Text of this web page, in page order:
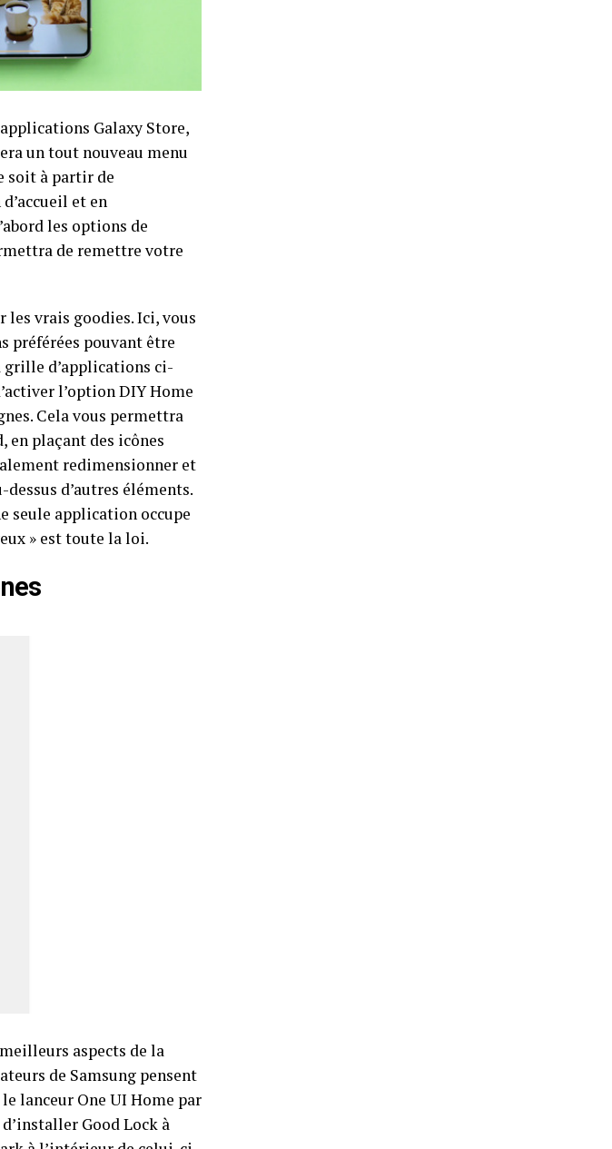
Galaxy Store,
un tout nouveau menu
soit à partir de
et en
les options de
de remettre votre
les vrais goodies. Ici, vous
préférées pouvant être
grille d’applications ci-
l’option DIY Home
Cela vous permettra
plaçant des icônes
redimensionner et
d’autres éléments.
seule application occupe
» est toute la loi.
aspects de la
de Samsung pensent
lanceur One UI Home par
Good Lock à